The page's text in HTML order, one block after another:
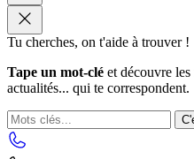
Tu cherches, on t'aide à trouver !
Tape un mot-clé et découvre
actualités... qui te correspondent.